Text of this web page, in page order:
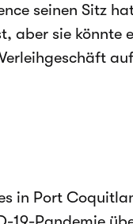
seinen Sitz
aber sie könnte
in Port